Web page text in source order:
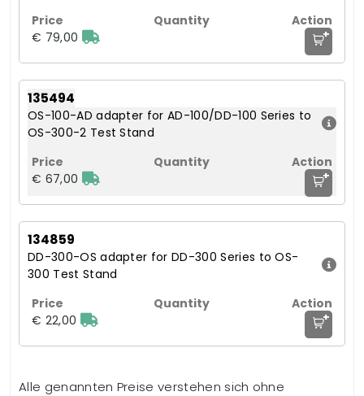
€ 79,00 +
135494
OS-100-AD adapter for AD-100/DD-100 Series to
OS-300-2 Test Stand
€ 67,00 +
134859
DD-300-OS adapter for DD-300 Series to OS-
300 Test Stand
€ 22,00 +
Alle genannten Preise verstehen sich ohne